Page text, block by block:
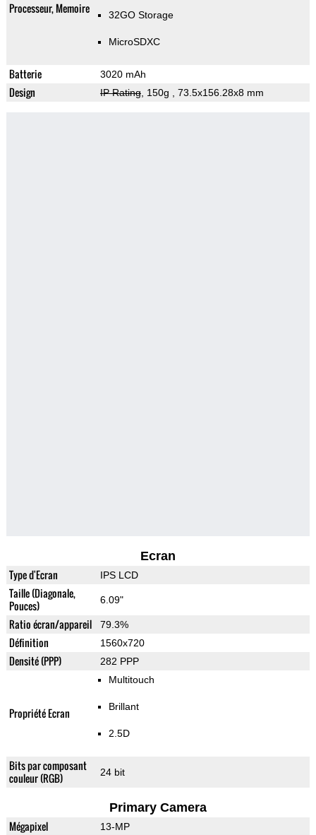
Processeur, Memoire 32GO Storage
MicroSDXC
Batterie 3020 mAh
Design IP Rating, 150g , 73.5x156.28x8 mm
Ecran
Type d'Ecran IPS LCD
Taille (Diagonale,
Pouces)
6.09"
Ratio écran/appareil 79.3%
Définition 1560x720
Densité (PPP) 282 PPP
Propriété Ecran
Multitouch
Brillant
2.5D
Bits par composant
couleur (RGB)
24 bit
Primary Camera
Mégapixel 13-MP